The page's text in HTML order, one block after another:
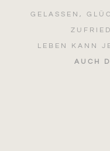
GELASSEN,
LEBEN KANN
AUCH